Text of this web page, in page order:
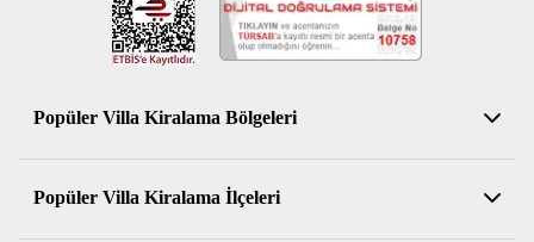
Popüler Villa Kiralama Bölgeleri
Antalya Kiralık Villa
Muğla Kiralık Villa
Popüler Villa Kiralama İlçeleri